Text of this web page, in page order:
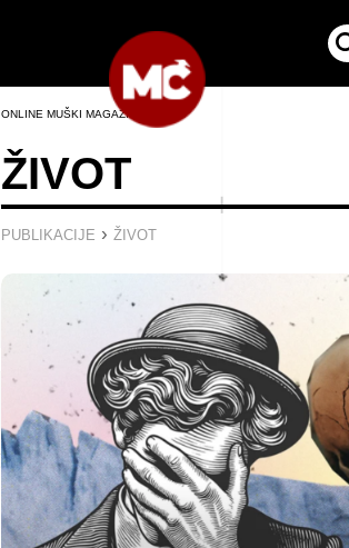
ONLINE MUŠKI MAGAZIN
ŽIVOT
PUBLIKACIJE › ŽIVOT